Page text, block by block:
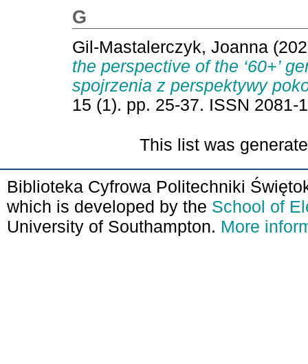
G
Gil-Mastalerczyk, Joanna
the perspective of the ‘60+’
spojrzenia z perspektywy
15 (1). pp. 25-37. ISSN 2081-
This list was
Biblioteka Cyfrowa Politechniki
which is developed by the School of
University of Southampton. More